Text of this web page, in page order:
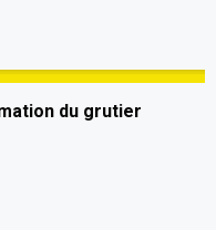
du grutier